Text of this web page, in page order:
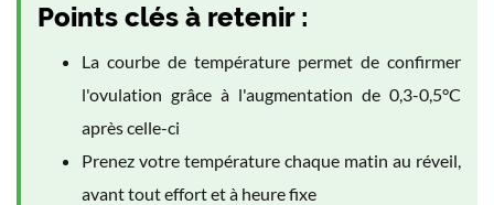
Points clés à retenir :
La courbe de température permet de confirmer
l'ovulation grâce à l'augmentation de 0,3-0,5°C
après celle-ci
Prenez votre température chaque matin au réveil,
avant tout effort et à heure fixe